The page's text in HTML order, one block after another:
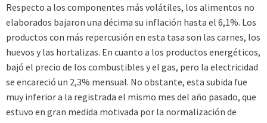
Respecto a los componentes más volátiles, los alimentos no
elaborados bajaron una décima su inflación hasta el 6,1%. Los
productos con más repercusión en esta tasa son las carnes, los
huevos y las hortalizas. En cuanto a los productos energéticos,
bajó el precio de los combustibles y el gas, pero la electricidad
se encareció un 2,3% mensual. No obstante, esta subida fue
muy inferior a la registrada el mismo mes del año pasado, que
estuvo en gran medida motivada por la normalización de